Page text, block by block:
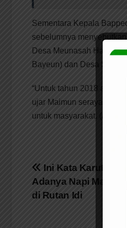
Sementara Kepala
sebelumnya
Desa Meunasah Hagu
Bayeun) dan Desa
“Untuk tahun 2018 akan
ujar Maimun seraya
untuk masyarakat. (
Navigasi
pos
Ini Kata Karutan
Adanya Napi Mantan
di Rutan Idi